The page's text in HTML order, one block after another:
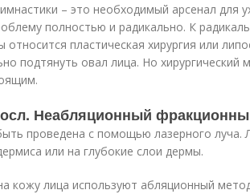
– это необходимый арсенал для
полностью и радикально. К
пластическая хирургия или
подтянуть овал лица. Но хирургический
Неабляционный
проведена с помощью лазерного луча.
или на глубокие слои дермы.
кожу лица используют абляционный